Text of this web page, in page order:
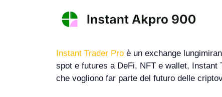
Instant Trader Pro è un exchange
spot e futures a DeFi, NFT e wallet,
che vogliono far parte del futuro delle